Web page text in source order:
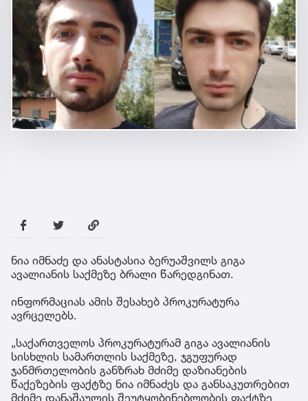
ნია იმნაძე და ანასტასია ბერუაშვილს გიგა
ავალიანის საქმეზე ბრალი წარედგინათ.
ინფორმაციას ამის შესახებ პროკურატურა
ავრცელებს.
„საქართველოს პროკურატურამ გიგა ავალიანის
სისხლის სამართლის საქმეზე, ჯგუფურად
ჯანმრთელობის განზრახ მძიმე დაზიანების
წაქეზების ფაქტზე ნია იმნაძეს და განსაკუთრებით
მძიმე დანაშაულის შეუტყობინებლობის ფაქტზე